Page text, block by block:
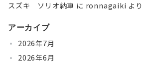
スズキ ソリオ納車 に ronnagaiki より
アーカイブ
2026年7月
2026年6月